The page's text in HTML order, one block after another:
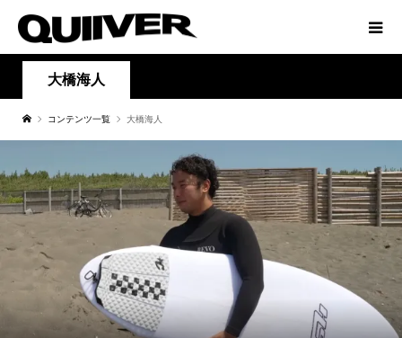
大橋海人
コンテンツ一覧 大橋海人